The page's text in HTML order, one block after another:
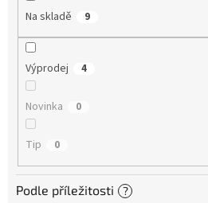
Na skladě 9
Výprodej 4
Novinka 0
Tip 0
Podle příležitosti ?